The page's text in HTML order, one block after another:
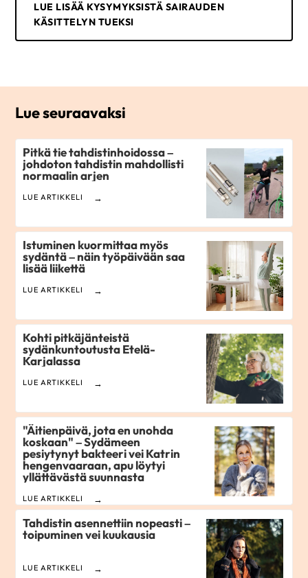
LUE LISÄÄ KYSYMYKSISTÄ SAIRAUDEN
KÄSITTELYN TUEKSI
Lue seuraavaksi
Pitkä tie tahdistinhoidossa –
johdoton tahdistin mahdollisti
normaalin arjen
LUE ARTIKKELI
Istuminen kuormittaa myös
sydäntä – näin työpäivään saa
lisää liikettä
LUE ARTIKKELI
Kohti pitkäjänteistä
sydänkuntoutusta Etelä-
Karjalassa
LUE ARTIKKELI
"Äitienpäivä, jota en unohda
koskaan" – Sydämeen
pesiytynyt bakteeri vei Katrin
hengenvaaraan, apu löytyi
yllättävästä suunnasta‌
LUE ARTIKKELI
Tahdistin asennettiin nopeasti –
toipuminen vei kuukausia
LUE ARTIKKELI